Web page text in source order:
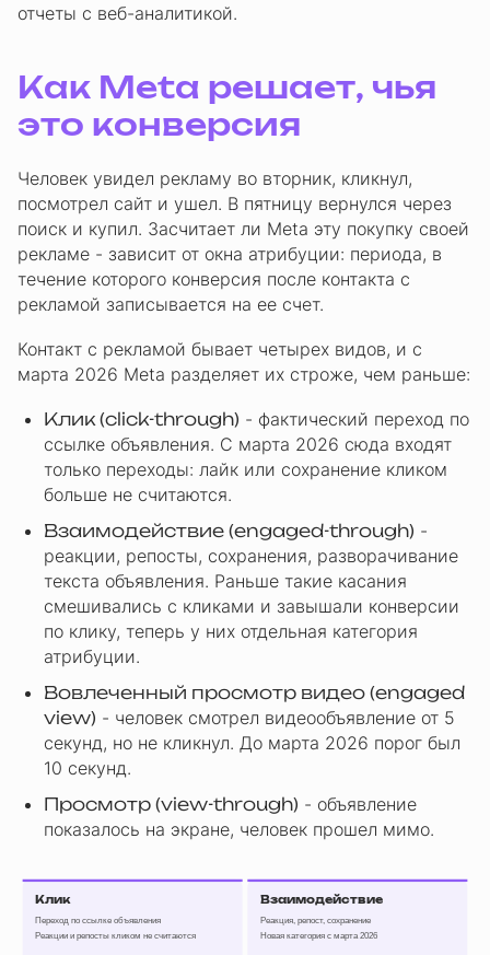
отчеты с веб-аналитикой.
Как Meta решает, чья
это конверсия
Человек увидел рекламу во вторник, кликнул,
посмотрел сайт и ушел. В пятницу вернулся через
поиск и купил. Засчитает ли Meta эту покупку своей
рекламе - зависит от окна атрибуции: периода, в
течение которого конверсия после контакта с
рекламой записывается на ее счет.
Контакт с рекламой бывает четырех видов, и с
марта 2026 Meta разделяет их строже, чем раньше:
Клик (click-through) - фактический переход по
ссылке объявления. С марта 2026 сюда входят
только переходы: лайк или сохранение кликом
больше не считаются.
Взаимодействие (engaged-through) -
реакции, репосты, сохранения, разворачивание
текста объявления. Раньше такие касания
смешивались с кликами и завышали конверсии
по клику, теперь у них отдельная категория
атрибуции.
Вовлеченный просмотр видео (engaged
view) - человек смотрел видеообъявление от 5
секунд, но не кликнул. До марта 2026 порог был
10 секунд.
Просмотр (view-through) - объявление
показалось на экране, человек прошел мимо.
Клик
Переход по ссылке объявления
Реакции и репосты кликом не считаются
Взаимодействие
Реакция, репост, сохранение
Новая категория с марта 2026